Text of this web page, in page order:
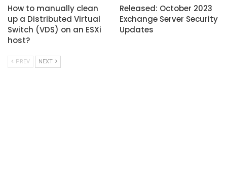
How to manually clean
up a Distributed Virtual
Switch (VDS) on an ESXi
host?
Released: October 2023
Exchange Server Security
Updates
PREV NEXT